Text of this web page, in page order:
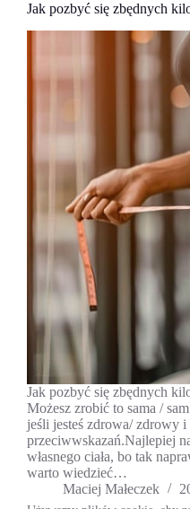
Jak pozbyć się zbędnych
Jak pozbyć się zbędnych
Możesz zrobić to sama /
jeśli jesteś zdrowa/ zdrowy i
przeciwwskazań.Najlepiej
własnego ciała, bo tak
warto wiedzieć…
Maciej Małeczek